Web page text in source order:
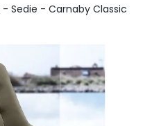
- Sedie - Carnaby Classic